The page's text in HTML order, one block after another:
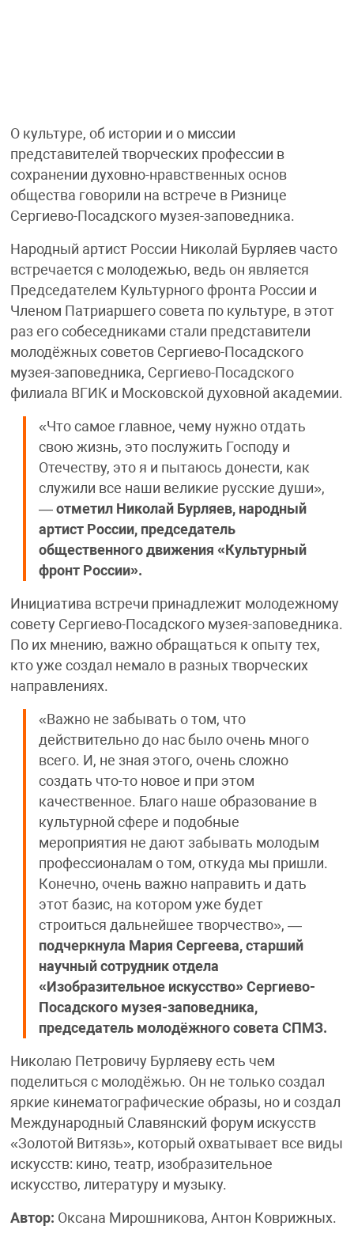
О культуре, об истории и о миссии
представителей творческих профессии в
сохранении духовно-нравственных основ
общества говорили на встрече в Ризнице
Сергиево-Посадского музея-заповедника.
Народный артист России Николай Бурляев часто
встречается с молодежью, ведь он является
Председателем Культурного фронта России и
Членом Патриаршего совета по культуре, в этот
раз его собеседниками стали представители
молодёжных советов Сергиево-Посадского
музея-заповедника, Сергиево-Посадского
филиала ВГИК и Московской духовной академии.
«Что самое главное, чему нужно отдать
свою жизнь, это послужить Господу и
Отечеству, это я и пытаюсь донести, как
служили все наши великие русские души»,
— отметил Николай Бурляев, народный
артист России, председатель
общественного движения «Культурный
фронт России».
Инициатива встречи принадлежит молодежному
совету Сергиево-Посадского музея-заповедника.
По их мнению, важно обращаться к опыту тех,
кто уже создал немало в разных творческих
направлениях.
«Важно не забывать о том, что
действительно до нас было очень много
всего. И, не зная этого, очень сложно
создать что-то новое и при этом
качественное. Благо наше образование в
культурной сфере и подобные
мероприятия не дают забывать молодым
профессионалам о том, откуда мы пришли.
Конечно, очень важно направить и дать
этот базис, на котором уже будет
строиться дальнейшее творчество», —
подчеркнула Мария Сергеева, старший
научный сотрудник отдела
«Изобразительное искусство» Сергиево-
Посадского музея-заповедника,
председатель молодёжного совета СПМЗ.
Николаю Петровичу Бурляеву есть чем
поделиться с молодёжью. Он не только создал
яркие кинематографические образы, но и создал
Международный Славянский форум искусств
«Золотой Витязь», который охватывает все виды
искусств: кино, театр, изобразительное
искусство, литературу и музыку.
Автор: Оксана Мирошникова, Антон Коврижных.